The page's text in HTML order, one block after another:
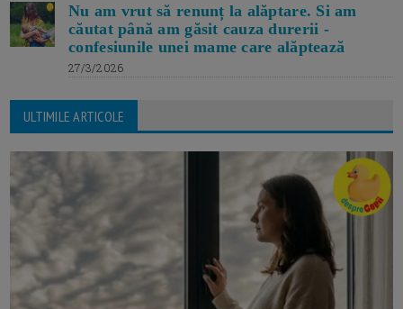
Nu am vrut să renunț la alăptare. Si am
căutat până am găsit cauza durerii -
confesiunile unei mame care alăptează
27/3/2026
ULTIMILE ARTICOLE